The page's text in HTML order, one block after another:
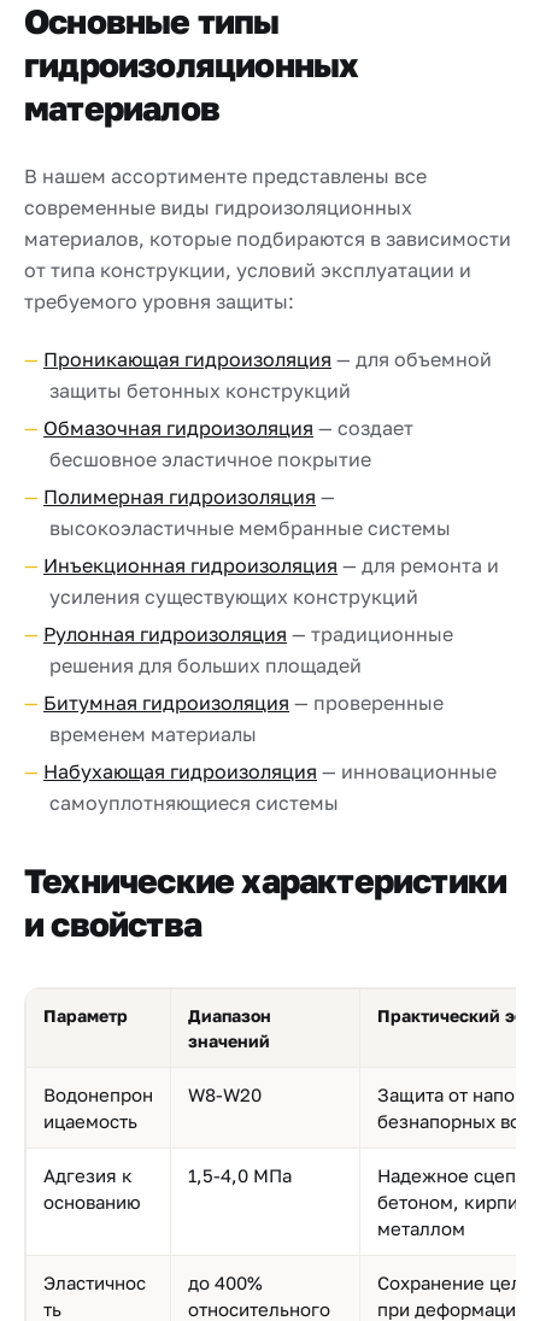
Основные типы
гидроизоляционных
материалов
В нашем ассортименте представлены все
современные виды гидроизоляционных
материалов, которые подбираются в зависимости
от типа конструкции, условий эксплуатации и
требуемого уровня защиты:
Проникающая гидроизоляция — для объемной
защиты бетонных конструкций
Обмазочная гидроизоляция — создает
бесшовное эластичное покрытие
Полимерная гидроизоляция —
высокоэластичные мембранные системы
Инъекционная гидроизоляция — для ремонта и
усиления существующих конструкций
Рулонная гидроизоляция — традиционные
решения для больших площадей
Битумная гидроизоляция — проверенные
временем материалы
Набухающая гидроизоляция — инновационные
самоуплотняющиеся системы
Технические характеристики
и свойства
Параметр
Диапазон
значений
Практический
Водонепрон
ицаемость
W8-W20
Защита от
безнапорных вод
Адгезия к
основанию
1,5-4,0 МПа
Надежное
бетоном,
металлом
Эластичнос
ть
до 400%
относительного
Сохранение
при деформациях